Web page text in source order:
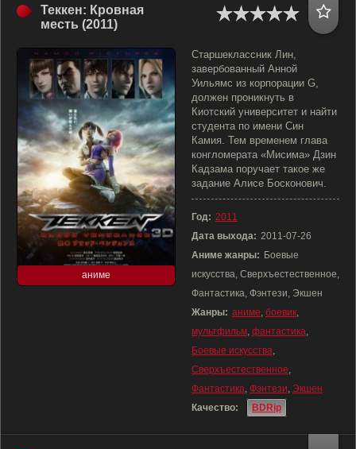
Теккен: Кровная
месть (2011)
аниме
Старшеклассник Лин,
завербованный Анной
Уильямс из корпорации G,
должен проникнуть в
Киотский университет и найти
студента по имени Син
Камия. Тем временем глава
конгломерата «Мисима» Дзин
Кадзама поручает такое же
задание Алисе Босконович.
Год: 2011
Дата выхода: 2011-07-26
Аниме жанры: Боевые
искусства, Сверхъестественное,
Фантастика, Фэнтези, Экшен
Жанры: аниме, боевик,
мультфильм, фантастика,
Боевые искусства,
Сверхъестественное,
Фантастика, Фэнтези, Экшен
Качество:
BDRip